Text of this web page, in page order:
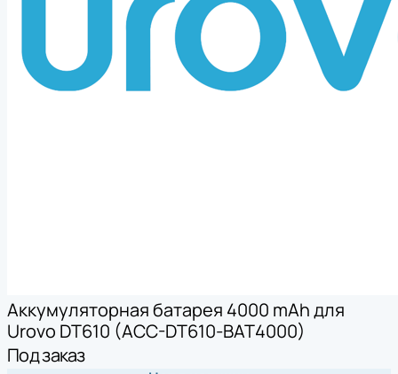
Аккумуляторная батарея 4000 mAh для
Urovo DT610 (ACC-DT610-BAT4000)
Под заказ